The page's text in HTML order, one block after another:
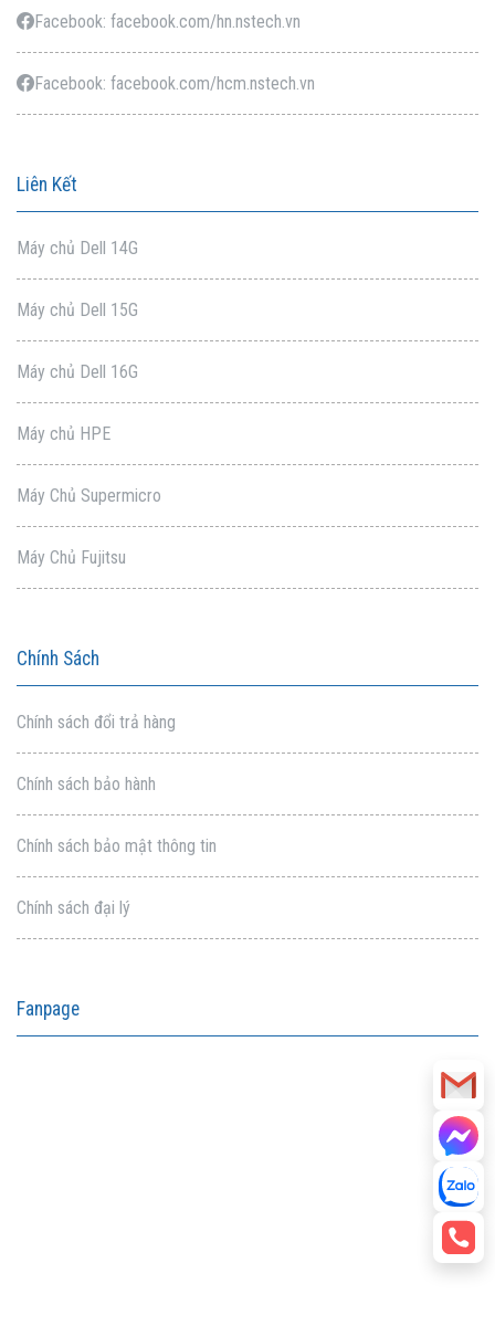
Facebook: facebook.com/hn.nstech.vn
Facebook: facebook.com/hcm.nstech.vn
Liên Kết
Máy chủ Dell 14G
Máy chủ Dell 15G
Máy chủ Dell 16G
Máy chủ HPE
Máy Chủ Supermicro
Máy Chủ Fujitsu
Chính Sách
Chính sách đổi trả hàng
Chính sách bảo hành
Chính sách bảo mật thông tin
Chính sách đại lý
Fanpage